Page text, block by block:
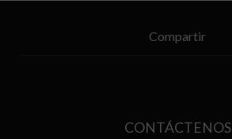
Compartir
CONTÁCTENOS